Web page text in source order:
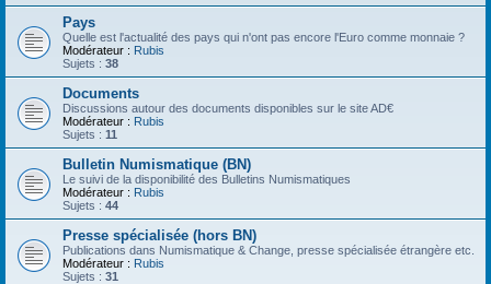
Pays
Quelle est l'actualité des pays qui n'ont pas encore l'Euro comme monnaie ?
Modérateur : Rubis
Sujets : 38
Documents
Discussions autour des documents disponibles sur le site AD€
Modérateur : Rubis
Sujets : 11
Bulletin Numismatique (BN)
Le suivi de la disponibilité des Bulletins Numismatiques
Modérateur : Rubis
Sujets : 44
Presse spécialisée (hors BN)
Publications dans Numismatique & Change, presse spécialisée étrangère etc.
Modérateur : Rubis
Sujets : 31